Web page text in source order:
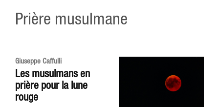
Prière musulmane
Giuseppe Caffulli
Les musulmans en
prière pour la lune
rouge